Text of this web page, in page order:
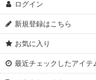
ログイン
新規登録はこちら
お気に入り
最近チェックしたアイテ